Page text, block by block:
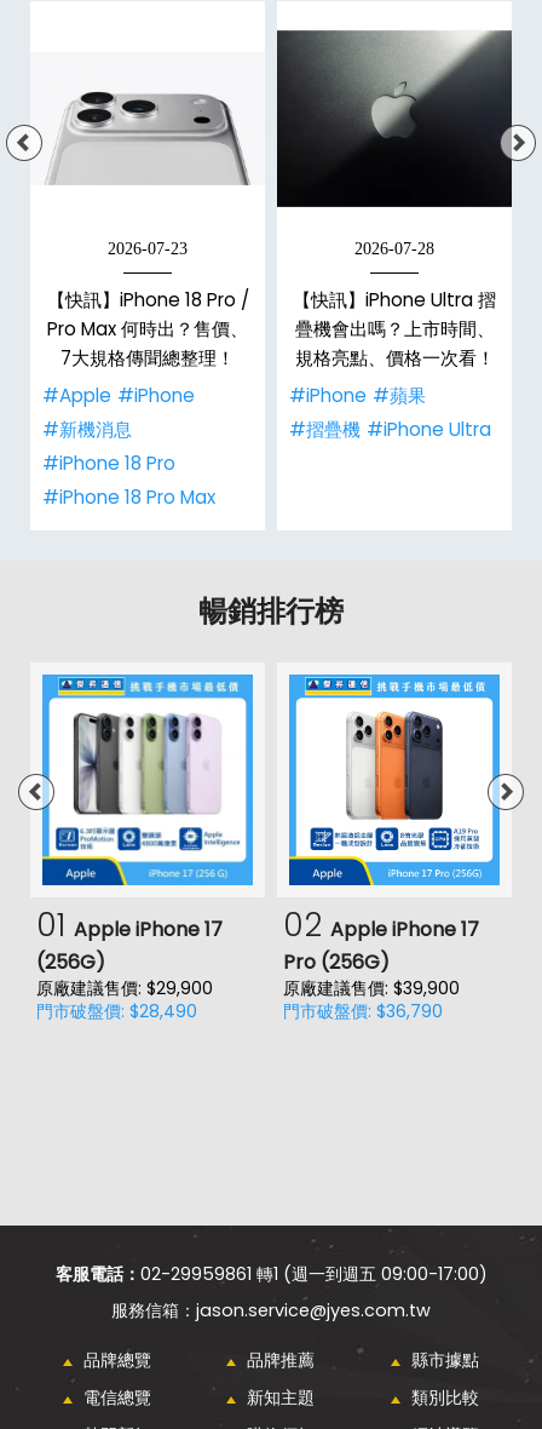
2026-07-23
【快訊】iPhone 18 Pro /
Pro Max 何時出？售價、
7大規格傳聞總整理！
#Apple #iPhone
#新機消息
#iPhone 18 Pro
#iPhone 18 Pro Max
2026-07-28
【快訊】iPhone Ultra 摺
疊機會出嗎？上市時間、
規格亮點、價格一次看！
#iPhone #蘋果
#摺疊機 #iPhone Ultra
暢銷排行榜
01 Apple iPhone 17
(256G)
原廠建議售價: $29,900
門市破盤價: $28,490
02 Apple iPhone 17
Pro (256G)
原廠建議售價: $39,900
門市破盤價: $36,790
客服電話： 02-29959861 轉1 (週一到週五 09:00-17:00)
jason.service@jyes.com.tw
品牌總覽 品牌推薦
縣市據點
電信總覽
新知主題
類別比較